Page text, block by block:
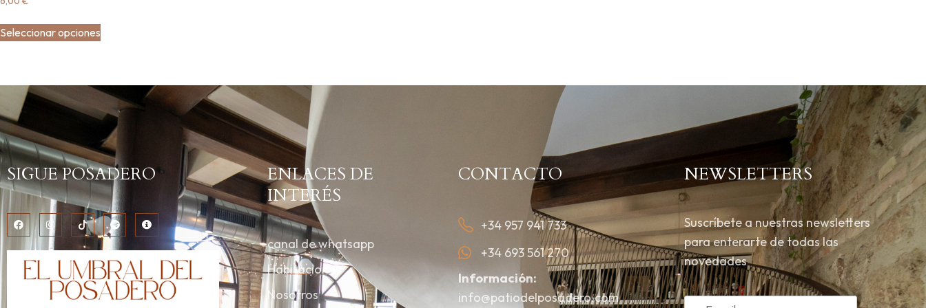
Seleccionar opciones
SIGUE POSADERO
ENLACES DE
INTERÉS
canal de whatsapp
Habitaciones
Nosotros
CONTACTO
+34 957 941 733
+34 693 561 270
Información:
info@patiodelposadero.com
NEWSLETTERS
Suscríbete a nuestras newsletters
para enterarte de todas las
novedades